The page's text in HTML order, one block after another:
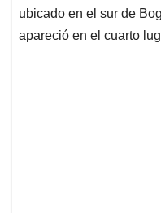
ubicado en el sur de
apareció en el cuarto